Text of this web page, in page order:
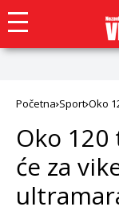
Početna Sport Oko
Oko
će za